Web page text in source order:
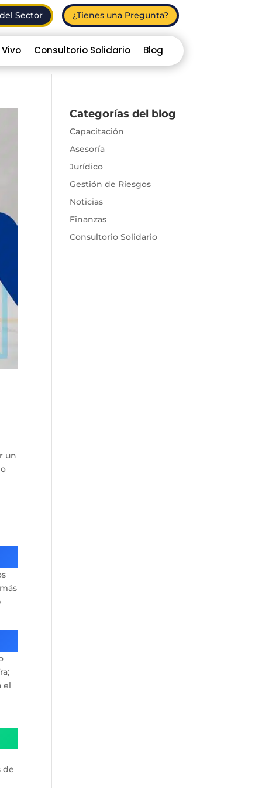
Sector ¿Tienes una Pregunta?
Consultorio Solidario Blog
un
el
de
Categorías del blog
Capacitación
Asesoría
Jurídico
Gestión de Riesgos
Noticias
Finanzas
Consultorio Solidario